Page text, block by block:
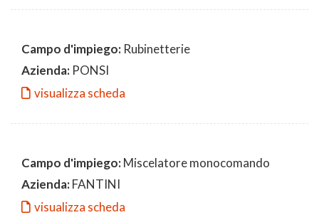
Campo d'impiego: Rubinetterie
Azienda: PONSI
visualizza scheda
Campo d'impiego:Miscelatore monocomando
Azienda:FANTINI
visualizza scheda